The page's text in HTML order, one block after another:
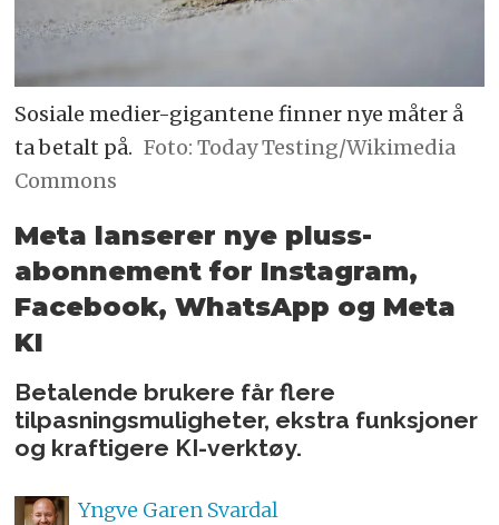
Sosiale medier-gigantene finner nye måter å
ta betalt på. Foto: Today Testing/Wikimedia
Commons
Meta lanserer nye pluss-
abonnement for Instagram,
Facebook, WhatsApp og Meta
KI
Betalende brukere får flere
tilpasningsmuligheter, ekstra funksjoner
og kraftigere KI-verktøy.
Yngve Garen Svardal